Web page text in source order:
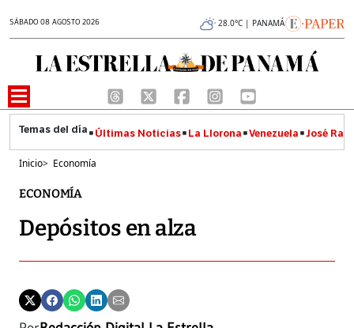
SÁBADO 08 AGOSTO 2026 28.0°C | PANAMÁ
Últimas Noticias La Llorona Venezuela José
Inicio> Economía
ECONOMÍA
Depósitos en alza